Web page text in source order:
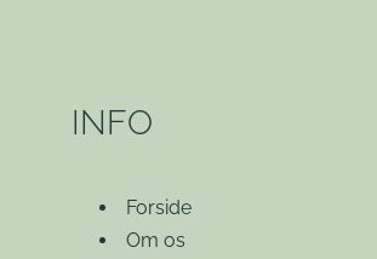
INFO
Forside
Om os